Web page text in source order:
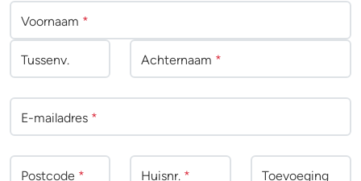
Voornaam *
Tussenv. Achternaam *
E-mailadres *
Postcode * Huisnr. * Toevoeging